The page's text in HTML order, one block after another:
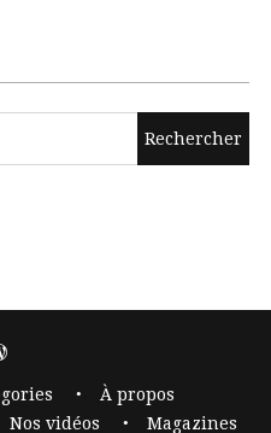
À propos
Nos vidéos Magazines